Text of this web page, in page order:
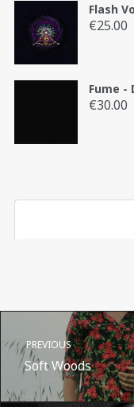
Flash
€25.00
Fume -
€30.00
PREVIOUS
Soft Woods